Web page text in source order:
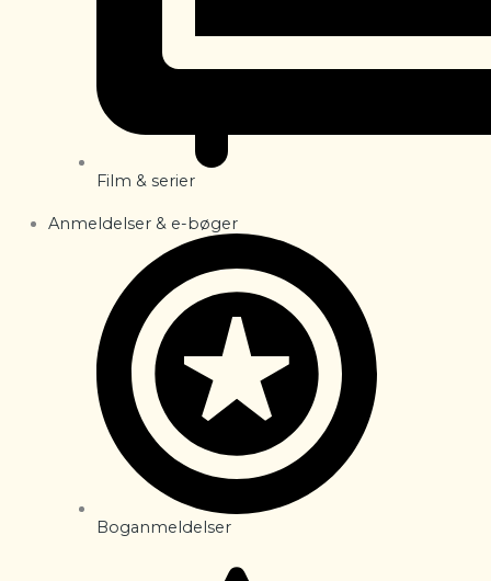
Film & serier
Anmeldelser & e-bøger
Boganmeldelser